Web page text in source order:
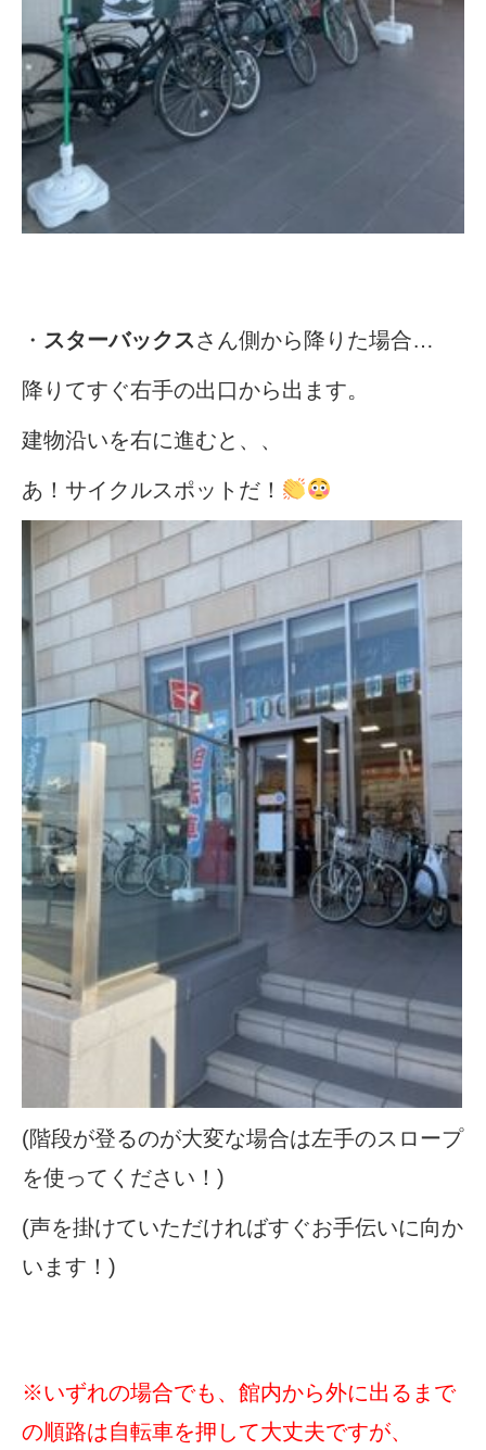
・ スターバックスさん側から降りた場合…
降りてすぐ右手の出口から出ます。
建物沿いを右に進むと、、
あ！サイクルスポットだ！
(階段が登るのが大変な場合は左手のスロープ
を使ってください！ )
(声を掛けていただければすぐお手伝いに向か
います！ )
※いずれの場合でも、館内から外に出るまで
の順路は自転車を押して大丈夫ですが、